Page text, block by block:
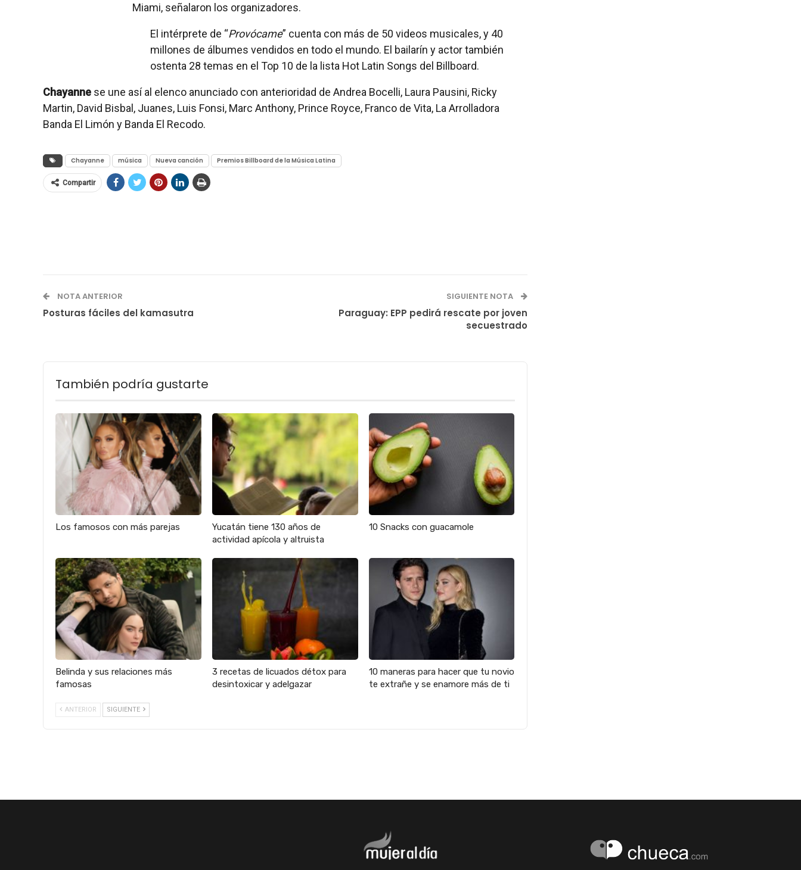
Miami, señalaron los organizadores.
El intérprete de “Provócame” cuenta con más de 50 videos musicales, y 40
millones de álbumes vendidos en todo el mundo. El bailarín y actor también
ostenta 28 temas en el Top 10 de la lista Hot Latin Songs del Billboard.
Chayanne se une así al elenco anunciado con anterioridad de Andrea Bocelli, Laura Pausini, Ricky
Martin, David Bisbal, Juanes, Luis Fonsi, Marc Anthony, Prince Royce, Franco de Vita, La Arrolladora
Banda El Limón y Banda El Recodo.
Chayanne música Nueva canción Premios Billboard de la Música Latina
Compartir
NOTA ANTERIOR
Posturas fáciles del kamasutra
SIGUIENTE NOTA
Paraguay: EPP pedirá rescate por joven
secuestrado
También podría gustarte
Los famosos con más parejas
Yucatán tiene 130 años de
actividad apícola y altruista
10 Snacks con guacamole
Belinda y sus relaciones más
famosas
3 recetas de licuados détox para
desintoxicar y adelgazar
10 maneras para hacer que tu novio
te extrañe y se enamore más de ti
ANTERIOR SIGUIENTE